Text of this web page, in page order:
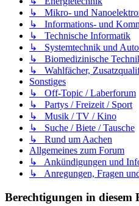
↳ Mikro- und
↳ Informations- und
↳ Technische Informatik
↳ Systemtechnik und
↳ Biomedizinische
↳ Wahlfächer,
Sonstiges
↳ Off-Topic / Laberforum
↳ Partys / Freizeit / Sport
↳ Musik / TV / Kino
↳ Suche / Biete / Tausche
↳ Rund um Aachen
Allgemeines zum Forum
↳ Ankündigungen und
↳ Anregungen, Fragen
Berechtigungen in diesem